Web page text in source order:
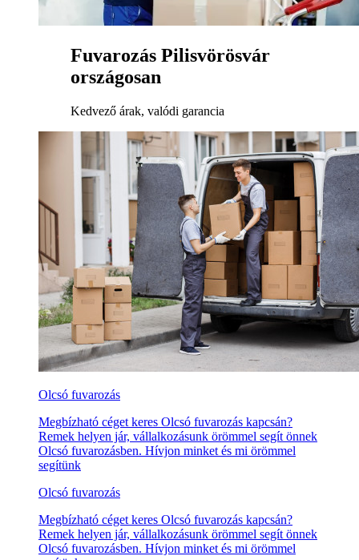
Fuvarozás Pilisvörösvár
országosan
Kedvező árak, valódi garancia
Olcsó fuvarozás
Megbízható céget keres Olcsó fuvarozás kapcsán?
Remek helyen jár, vállalkozásunk örömmel segít önnek
Olcsó fuvarozásben. Hívjon minket és mi örömmel
segítünk
Olcsó fuvarozás
Megbízható céget keres Olcsó fuvarozás kapcsán?
Remek helyen jár, vállalkozásunk örömmel segít önnek
Olcsó fuvarozásben. Hívjon minket és mi örömmel